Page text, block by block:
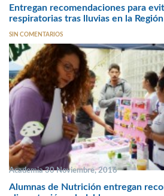
Entregan recomendaciones para
respiratorias tras lluvias en la
SIN COMENTARIOS
Academia 30 Noviembre, 2016
Alumnas de Nutrición entregan